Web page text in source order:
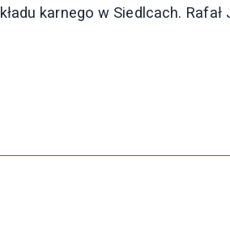
karnego w Siedlcach. Rafał